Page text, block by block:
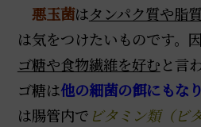
悪玉菌はタンパク質や脂
は気をつけたいものです。因
ゴ糖や食物繊維を好むと言
ゴ糖は他の細菌の餌にもなり
は腸管内で ビタミン類（ビ